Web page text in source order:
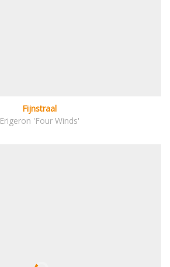
Fijnstraal
Erigeron 'Four Winds'